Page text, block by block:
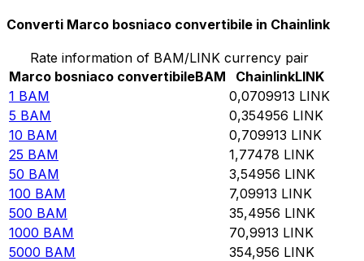
Converti Marco bosniaco convertibile in Chainlink
Rate information of BAM/LINK currency pair
Marco bosniaco convertibileBAM ChainlinkLINK
1 BAM 0,0709913 LINK
5 BAM 0,354956 LINK
10 BAM 0,709913 LINK
25 BAM 1,77478 LINK
50 BAM 3,54956 LINK
100 BAM 7,09913 LINK
500 BAM 35,4956 LINK
1000 BAM 70,9913 LINK
5000 BAM 354,956 LINK